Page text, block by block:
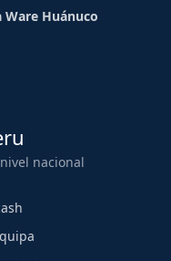
Ware Huánuco
nacional